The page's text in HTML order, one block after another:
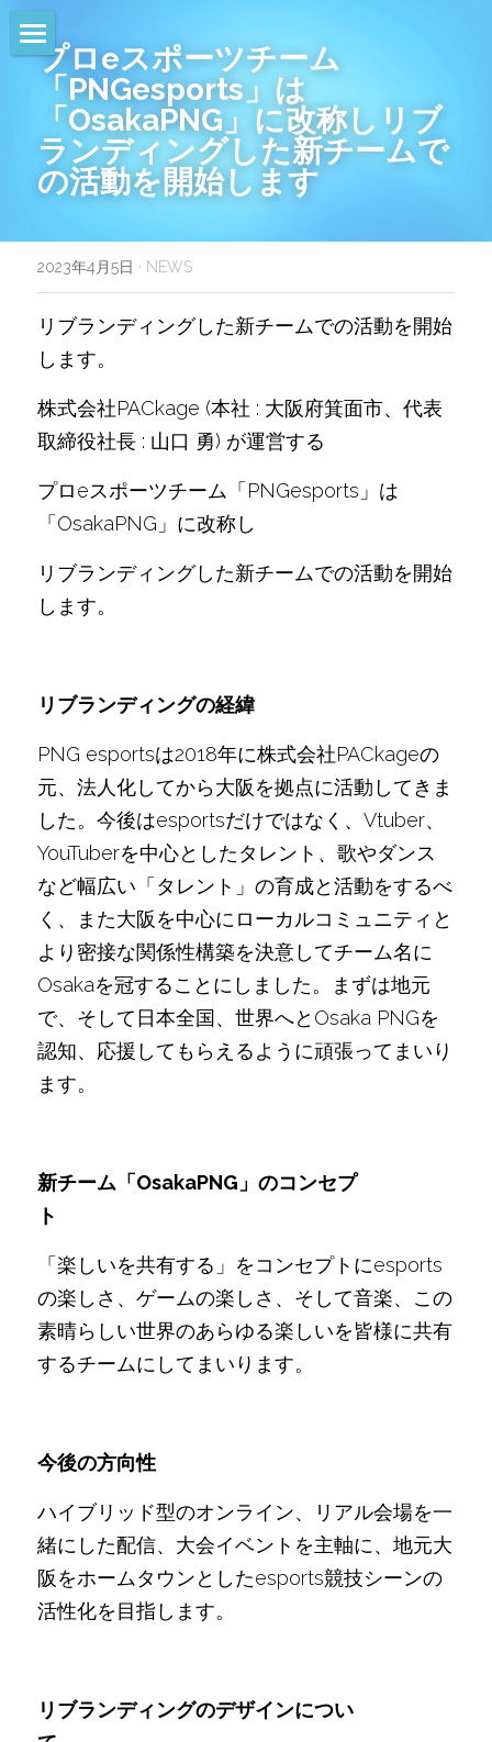
HOME
NEWS
EVENTS
COMMUNITY
COMPANY
プロeスポーツチーム
「PNGesports」は
「OsakaPNG」に改称しリブ
ランディングした新チームで
の活動を開始します
2023年4月5日 · NEWS
リブランディングした新チームでの活動を開始
します。
株式会社PACkage (本社 : 大阪府箕面市、代表
取締役社長 : 山口 勇) が運営する
プロeスポーツチーム「PNGesports」は
「OsakaPNG」に改称し
リブランディングした新チームでの活動を開始
します。
リブランディングの経緯
PNG esportsは2018年に株式会社PACkageの
元、法人化してから大阪を拠点に活動してきま
した。今後はesportsだけではなく、Vtuber、
YouTuberを中心としたタレント、歌やダンス
など幅広い「タレント」の育成と活動をするべ
く、また大阪を中心にローカルコミュニティと
より密接な関係性構築を決意してチーム名に
Osakaを冠することにしました。まずは地元
で、そして日本全国、世界へとOsaka PNGを
認知、応援してもらえるように頑張ってまいり
ます。
新チーム「OsakaPNG」のコンセプ
ト
「楽しいを共有する」をコンセプトにesports
の楽しさ、ゲームの楽しさ、そして音楽、この
素晴らしい世界のあらゆる楽しいを皆様に共有
するチームにしてまいります。
今後の方向性
ハイブリッド型のオンライン、リアル会場を一
緒にした配信、大会イベントを主軸に、地元大
阪をホームタウンとしたesports競技シーンの
活性化を目指します。
リブランディングのデザインについ